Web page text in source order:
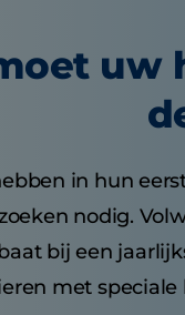
uw
in hun
nodig.
bij een
met